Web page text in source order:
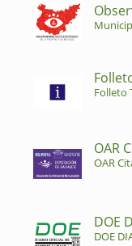
Folleto
OAR
OAR
DOE
DOE